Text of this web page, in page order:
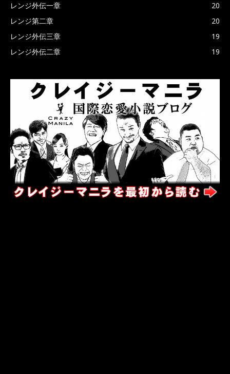
レンジ外伝一章
20
レンジ第二章
20
レンジ外伝三章
19
レンジ外伝二章
19